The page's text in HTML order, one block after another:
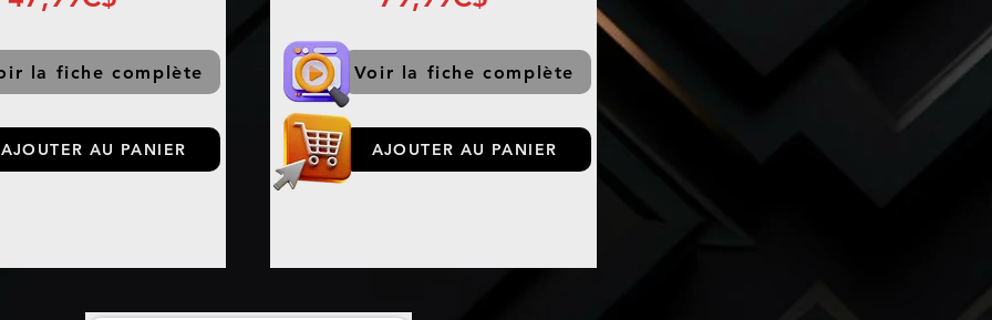
la fiche complète
AJOUTER AU PANIER
Voir la fiche complète
AJOUTER AU PANIER